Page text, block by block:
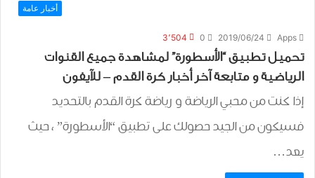
أخبار عامة
Apps
2019/06/24
0 3٬504
تحميل تطبيق “الأسطورة” ﻟﻤﺸﺎﻫﺪﺓ ﺟﻤﻴﻊ ﺍﻟﻘﻨﻮﺍﺕ
ﺍﻟﺮﻳﺎﺿﻴﺔ و متابعة آخر أخبار كرة القدم – للآيفون
إذا كنت من محبي الرياضة و رياضة كرة القدم بالتحديد
فسيكون من الجيد حصولك على تطبيق “الأسطورة” ، حيث
يعد…